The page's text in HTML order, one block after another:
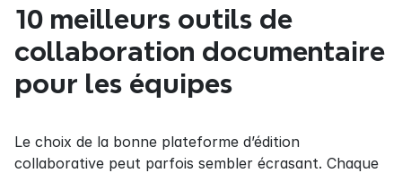
10 meilleurs outils de
collaboration documentaire
pour les équipes
Le choix de la bonne plateforme d’édition
collaborative peut parfois sembler écrasant. Chaque